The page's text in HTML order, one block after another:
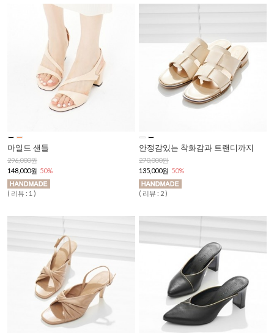
마일드 샌들
296,000원
148,000원 50%
( 리뷰 : 1 )
안정감있는 착화감과 트랜디까지
270,000원
135,000원 50%
( 리뷰 : 2 )